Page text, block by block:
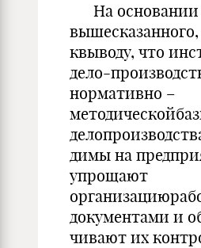
На основании
квыводу, что
дело-
нормативно –
димы на
упрощают
документами и
чивают их